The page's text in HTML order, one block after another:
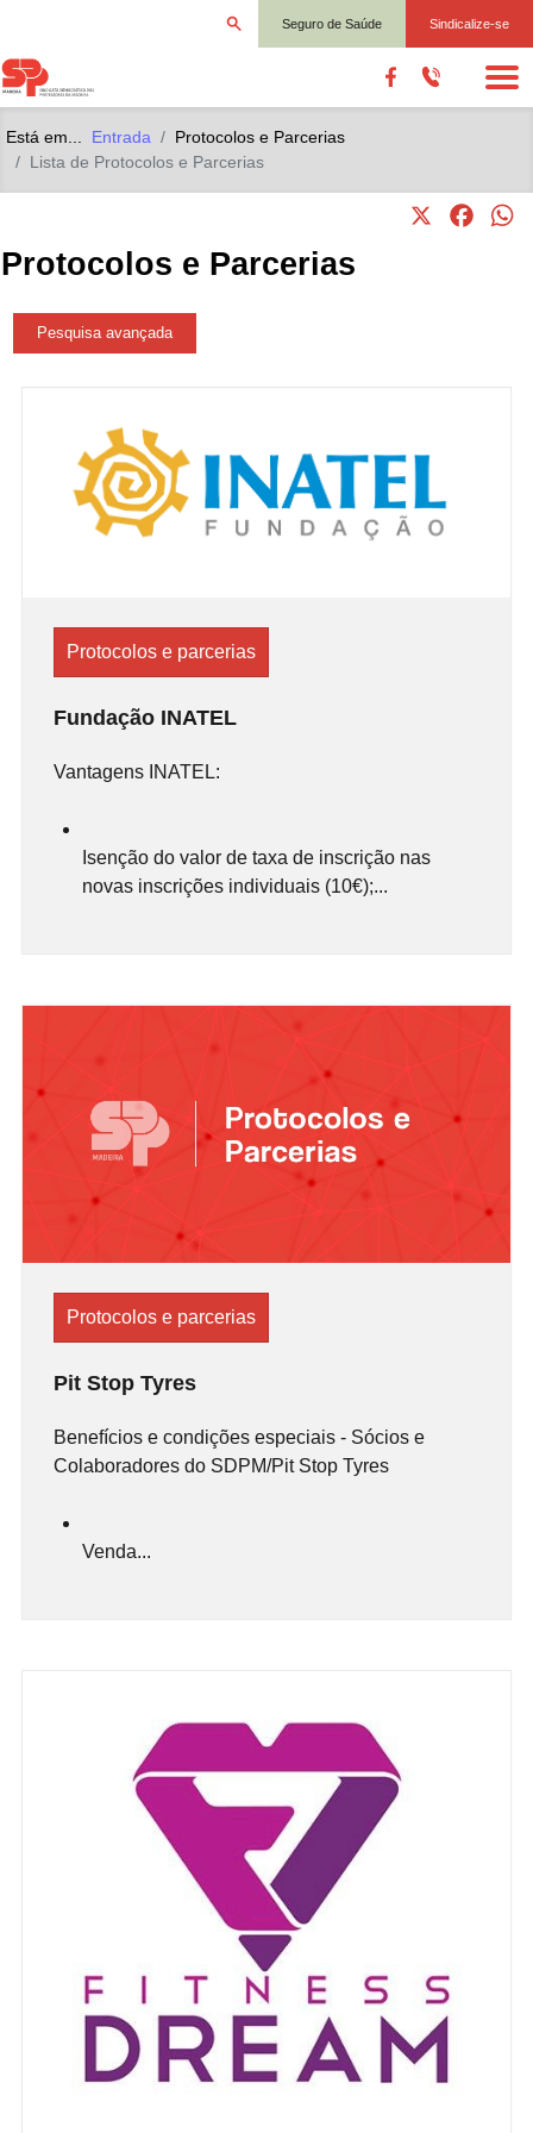
Seguro de Saúde Sindicalize-se
Está em... Entrada
Protocolos e Parcerias
Lista de Protocolos e Parcerias
X
Protocolos e Parcerias
Pesquisa avançada
Protocolos e parcerias
Fundação INATEL
Vantagens INATEL:
Isenção do valor de taxa de inscrição nas
novas inscrições individuais (10€);...
Protocolos e parcerias
Pit Stop Tyres
Benefícios e condições especiais - Sócios e
Colaboradores do SDPM/Pit Stop Tyres
Venda...